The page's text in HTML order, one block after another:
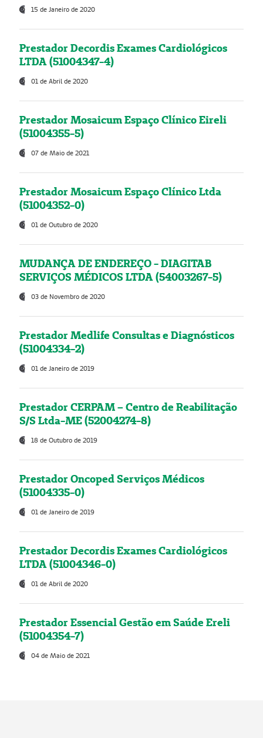
15 de Janeiro de 2020
Prestador Decordis Exames Cardiológicos
LTDA (51004347-4)
01 de Abril de 2020
Prestador Mosaicum Espaço Clínico Eireli
(51004355-5)
07 de Maio de 2021
Prestador Mosaicum Espaço Clínico Ltda
(51004352-0)
01 de Outubro de 2020
MUDANÇA DE ENDEREÇO - DIAGITAB
SERVIÇOS MÉDICOS LTDA (54003267-5)
03 de Novembro de 2020
Prestador Medlife Consultas e Diagnósticos
(51004334-2)
01 de Janeiro de 2019
Prestador CERPAM – Centro de Reabilitação
S/S Ltda-ME (52004274-8)
18 de Outubro de 2019
Prestador Oncoped Serviços Médicos
(51004335-0)
01 de Janeiro de 2019
Prestador Decordis Exames Cardiológicos
LTDA (51004346-0)
01 de Abril de 2020
Prestador Essencial Gestão em Saúde Ereli
(51004354-7)
04 de Maio de 2021